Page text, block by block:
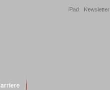
Newsletter
iPad